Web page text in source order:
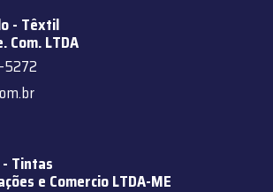
- Têxtil
Com. LTDA
5272
Tintas
e Comercio LTDA-ME